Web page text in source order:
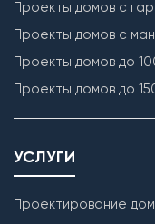
Проекты домов с
Проекты домов с
Проекты домов до
Проекты домов до
УСЛУГИ
Проектирование